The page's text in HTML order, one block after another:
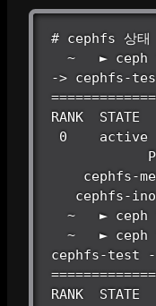
# cephfs 상태
-> cephfs-
RANK
cephfs-test
RANK